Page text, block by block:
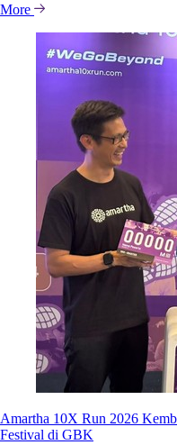
More
Amartha 10X Run 2026
Festival di GBK